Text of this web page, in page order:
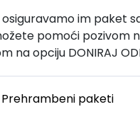
im paket
pomoći pozivom
na opciju DONIRAJ
Prehrambeni paketi